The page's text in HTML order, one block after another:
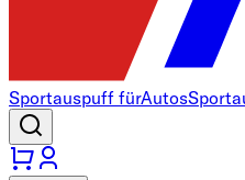
Sportauspuff fürAutos